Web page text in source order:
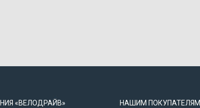
«ВЕЛОДРАЙВ» НАШИМ ПОКУПАТЕЛЯМ